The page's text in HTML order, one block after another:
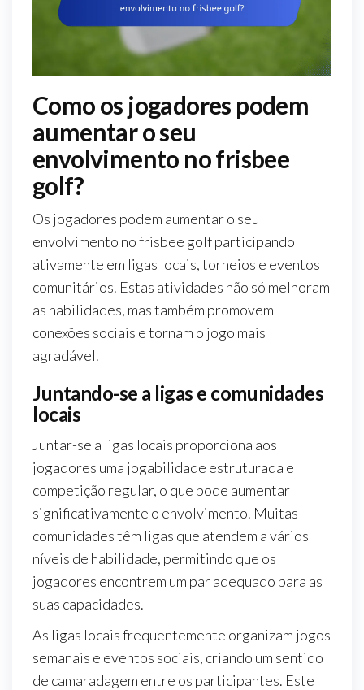
Como os jogadores podem
aumentar o seu
envolvimento no frisbee
golf?
Os jogadores podem aumentar o seu
envolvimento no frisbee golf participando
ativamente em ligas locais, torneios e eventos
comunitários. Estas atividades não só melhoram
as habilidades, mas também promovem
conexões sociais e tornam o jogo mais
agradável.
Juntando-se a ligas e comunidades
locais
Juntar-se a ligas locais proporciona aos
jogadores uma jogabilidade estruturada e
competição regular, o que pode aumentar
significativamente o envolvimento. Muitas
comunidades têm ligas que atendem a vários
níveis de habilidade, permitindo que os
jogadores encontrem um par adequado para as
suas capacidades.
As ligas locais frequentemente organizam jogos
semanais e eventos sociais, criando um sentido
de camaradagem entre os participantes. Este